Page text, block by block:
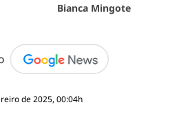
Bianca Mingote
de 2025, 00:04h